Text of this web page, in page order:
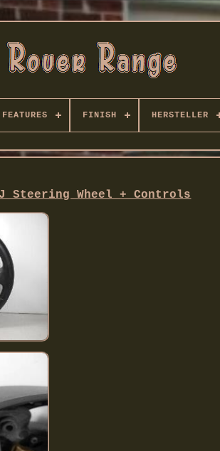
FEATURES FINISH HERSTELLER
Steering Wheel + Controls